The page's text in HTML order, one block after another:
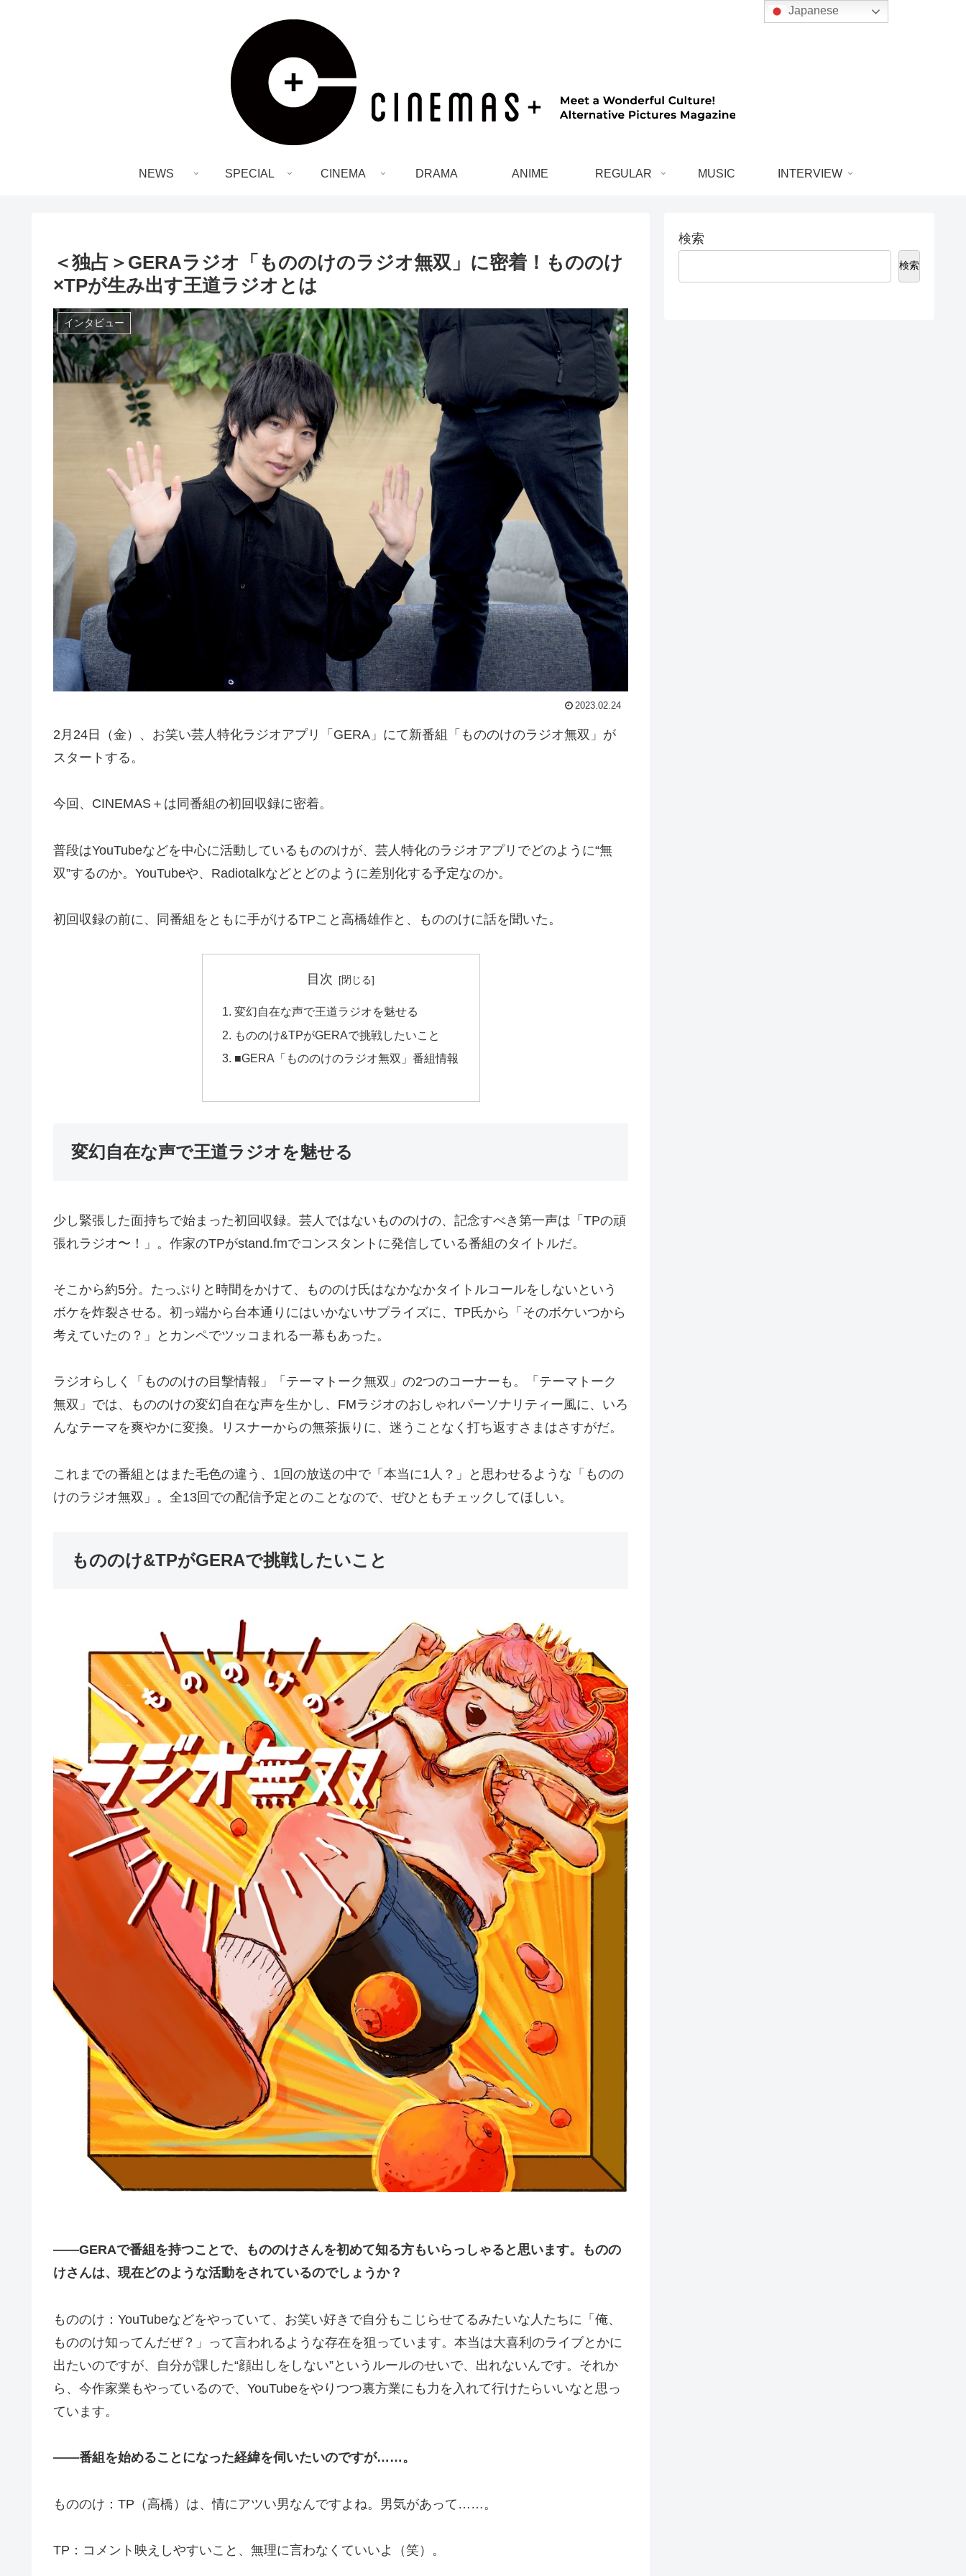
NEWS SPECIAL CINEMA DRAMA ANIME REGULAR MUSIC INTERVIEW
＜独占＞GERAラジオ「もののけのラジオ無双」に密着！もののけ
×TPが生み出す王道ラジオとは
インタビュー
2023.02.24
2月24日（金）、お笑い芸人特化ラジオアプリ「GERA」にて新番組「もののけのラジオ無双」が
スタートする。
今回、CINEMAS＋は同番組の初回収録に密着。
普段はYouTubeなどを中心に活動しているもののけが、芸人特化のラジオアプリでどのように“無
双”するのか。YouTubeや、Radiotalkなどとどのように差別化する予定なのか。
初回収録の前に、同番組をともに手がけるTPこと高橋雄作と、もののけに話を聞いた。
目次
変幻自在な声で王道ラジオを魅せる
もののけ&TPがGERAで挑戦したいこと
■GERA「もののけのラジオ無双」番組情報
変幻自在な声で王道ラジオを魅せる
少し緊張した面持ちで始まった初回収録。芸人ではないもののけの、記念すべき第一声は「TPの頑
張れラジオ〜！」。作家のTPがstand.fmでコンスタントに発信している番組のタイトルだ。
そこから約5分。たっぷりと時間をかけて、もののけ氏はなかなかタイトルコールをしないという
ボケを炸裂させる。初っ端から台本通りにはいかないサプライズに、TP氏から「そのボケいつから
考えていたの？」とカンペでツッコまれる一幕もあった。
ラジオらしく「もののけの目撃情報」「テーマトーク無双」の2つのコーナーも。「テーマトーク
無双」では、もののけの変幻自在な声を生かし、FMラジオのおしゃれパーソナリティー風に、いろ
んなテーマを爽やかに変換。リスナーからの無茶振りに、迷うことなく打ち返すさまはさすがだ。
これまでの番組とはまた毛色の違う、1回の放送の中で「本当に1人？」と思わせるような「ものの
けのラジオ無双」。全13回での配信予定とのことなので、ぜひともチェックしてほしい。
もののけ&TPがGERAで挑戦したいこと
――GERAで番組を持つことで、もののけさんを初めて知る方もいらっしゃると思います。ものの
けさんは、現在どのような活動をされているのでしょうか？
もののけ：YouTubeなどをやっていて、お笑い好きで自分もこじらせてるみたいな人たちに「俺、
もののけ知ってんだぜ？」って言われるような存在を狙っています。本当は大喜利のライブとかに
出たいのですが、自分が課した“顔出しをしない”というルールのせいで、出れないんです。それか
ら、今作家業もやっているので、YouTubeをやりつつ裏方業にも力を入れて行けたらいいなと思っ
ています。
――番組を始めることになった経緯を伺いたいのですが……。
もののけ：TP（高橋）は、情にアツい男なんですよね。男気があって……。
TP：コメント映えしやすいこと、無理に言わなくていいよ（笑）。
検索
検索
Japanese